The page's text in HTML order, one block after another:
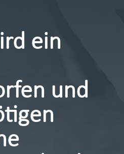
ein
und